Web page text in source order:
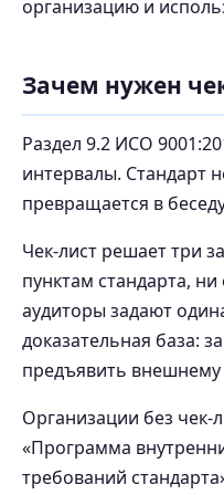
организацию и
Зачем нужен
Раздел 9.2 ИСО
интервалы. Стандарт
превращается в
Чек-лист решает три
пунктам стандарта,
аудиторы задают
доказательная база:
предъявить
Организации без
«Программа
требований